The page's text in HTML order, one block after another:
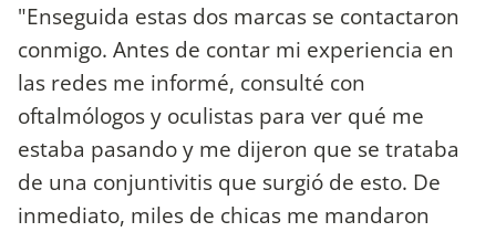
"Enseguida estas dos marcas se contactaron
conmigo. Antes de contar mi experiencia en
las redes me informé, consulté con
oftalmólogos y oculistas para ver qué me
estaba pasando y me dijeron que se trataba
de una conjuntivitis que surgió de esto. De
inmediato, miles de chicas me mandaron